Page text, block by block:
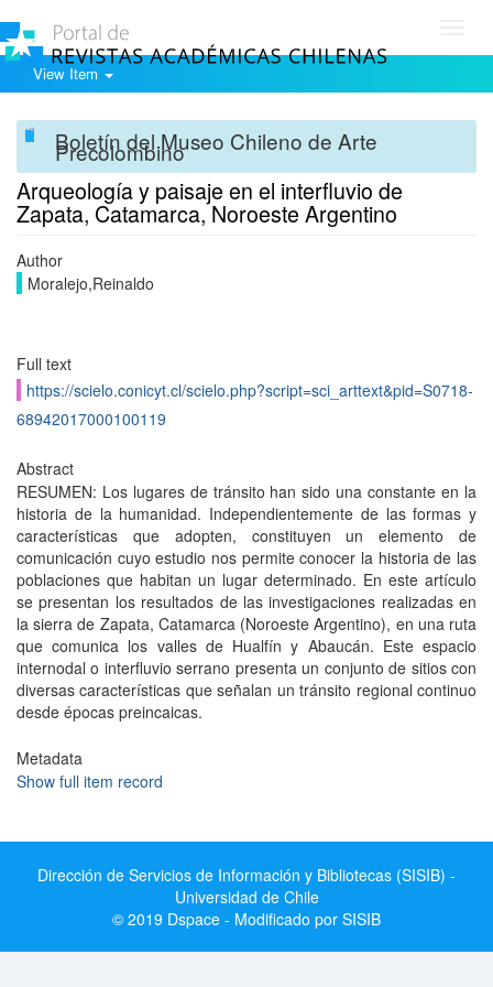
View Item
Boletín del Museo Chileno de Arte
Precolombino
Arqueología y paisaje en el interfluvio de
Zapata, Catamarca, Noroeste Argentino
Author
Moralejo,Reinaldo
Full text
https://scielo.conicyt.cl/scielo.php?script=sci_arttext&pid=S0718-
68942017000100119
Abstract
RESUMEN: Los lugares de tránsito han sido una constante en la
historia de la humanidad. Independientemente de las formas y
características que adopten, constituyen un elemento de
comunicación cuyo estudio nos permite conocer la historia de las
poblaciones que habitan un lugar determinado. En este artículo
se presentan los resultados de las investigaciones realizadas en
la sierra de Zapata, Catamarca (Noroeste Argentino), en una ruta
que comunica los valles de Hualfín y Abaucán. Este espacio
internodal o interfluvio serrano presenta un conjunto de sitios con
diversas características que señalan un tránsito regional continuo
desde épocas preincaicas.
Metadata
Show full item record
Dirección de Servicios de Información y Bibliotecas (SISIB) -
Universidad de Chile
© 2019 Dspace - Modificado por SISIB